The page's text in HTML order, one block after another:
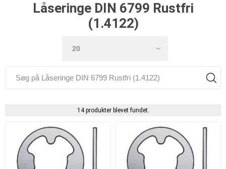
Låseringe DIN 6799 Rustfri
(1.4122)
14 produkter blevet fundet.